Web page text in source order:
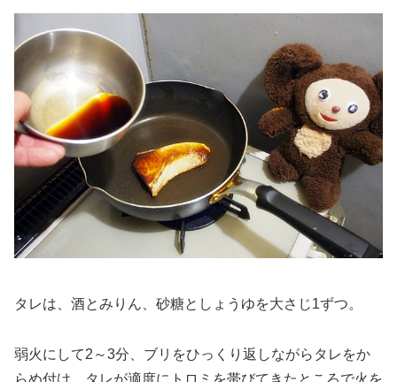
タレは、酒とみりん、砂糖としょうゆを大さじ1ずつ。
弱火にして2～3分、ブリをひっくり返しながらタレをか
らめ付け、タレが適度にトロミを帯びてきたところで火を